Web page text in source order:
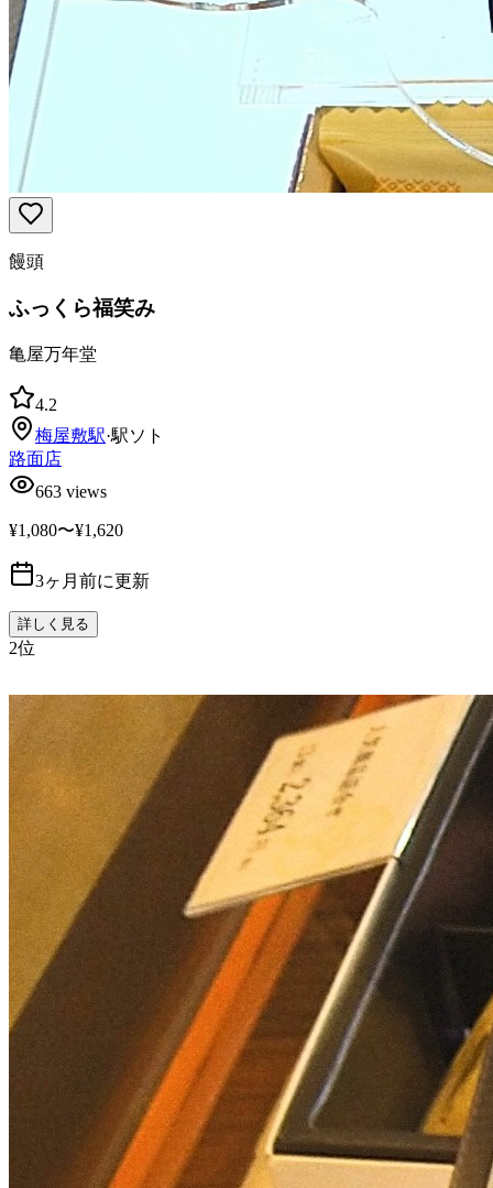
饅頭
ふっくら福笑み
亀屋万年堂
4.2
梅屋敷駅·駅ソト
路面店
663 views
¥1,080〜¥1,620
3ヶ月前に更新
詳しく見る
2位